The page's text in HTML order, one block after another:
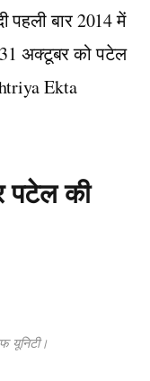
पहली बार 2014 में
अक्टूबर को पटेल
Ekta
पटेल की
यूनिटी।